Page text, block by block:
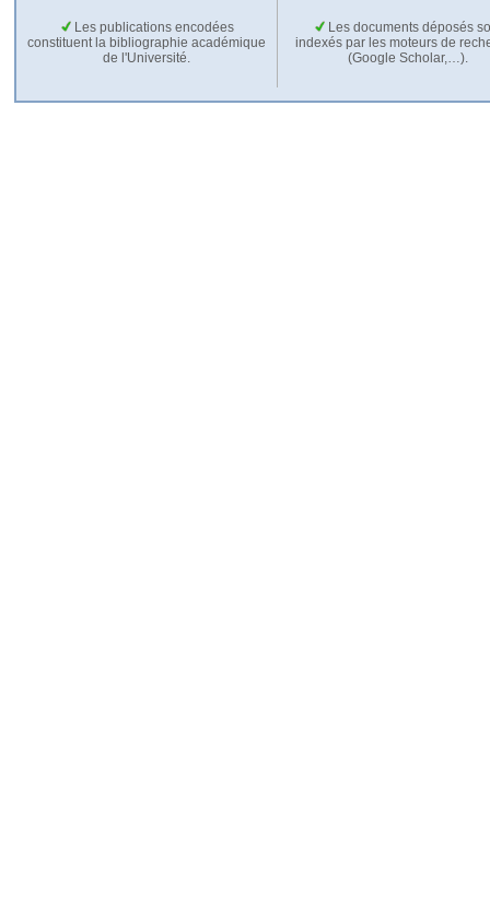
Les publications encodées
constituent la bibliographie académique
de l'Université.
Les documents déposés
indexés par les moteurs de
(Google Scholar,…).